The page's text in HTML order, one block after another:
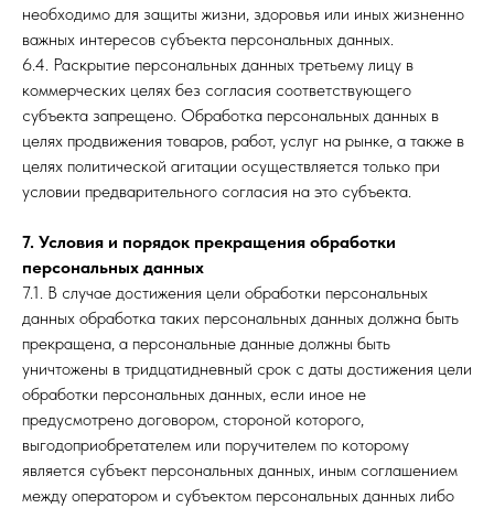
необходимо для защиты жизни, здоровья или иных жизненно
важных интересов субъекта персональных данных.
6.4. Раскрытие персональных данных третьему лицу в
коммерческих целях без согласия соответствующего
субъекта запрещено. Обработка персональных данных в
целях продвижения товаров, работ, услуг на рынке, а также в
целях политической агитации осуществляется только при
условии предварительного согласия на это субъекта.
7. Условия и порядок прекращения обработки
персональных данных
7.1. В случае достижения цели обработки персональных
данных обработка таких персональных данных должна быть
прекращена, а персональные данные должны быть
уничтожены в тридцатидневный срок с даты достижения цели
обработки персональных данных, если иное не
предусмотрено договором, стороной которого,
выгодоприобретателем или поручителем по которому
является субъект персональных данных, иным соглашением
между оператором и субъектом персональных данных либо